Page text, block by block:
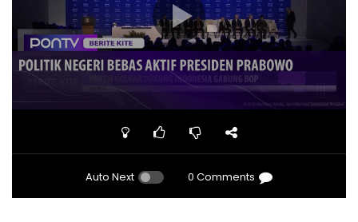
Auto Next 0 Comments